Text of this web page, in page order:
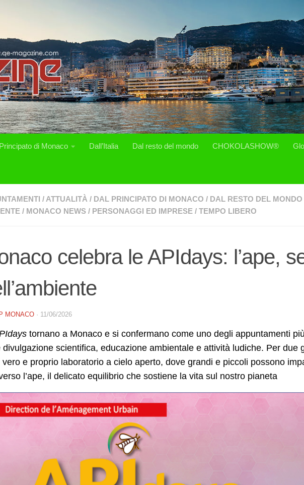
di Monaco Dall’Italia Dal resto del mondo CHOKOLASHOW®
/ ATTUALITÀ / DAL PRINCIPATO DI MONACO / DAL RESTO DEL MONDO
/ MONACO NEWS / PERSONAGGI ED IMPRESE / TEMPO LIBERO
celebra le APIdays: l’ape,
MONACO · 11/06/2026
tornano a Monaco e si confermano come uno degli appuntamenti
divulgazione scientifica, educazione ambientale e attività ludiche. Per due
vero e proprio laboratorio a cielo aperto, dove grandi e piccoli possono
l’ape, il delicato equilibrio che sostiene la vita sul nostro pianeta